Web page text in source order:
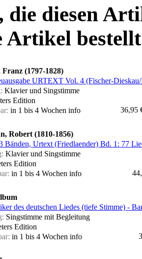
die diesen
Artikel
(1797-1828)
URTEXT Vol. 4 (Fischer-
Klavier und Singstimme
Edition
in 1 bis 4 Wochen info 36,95
Robert (1810-1856)
Bänden, Urtext (Friedlaender) Bd. 1: 77
Klavier und Singstimme
Edition
in 1 bis 4 Wochen info
des deutschen Liedes (tiefe Stimme) -
Singstimme mit Begleitung
Edition
in 1 bis 4 Wochen info